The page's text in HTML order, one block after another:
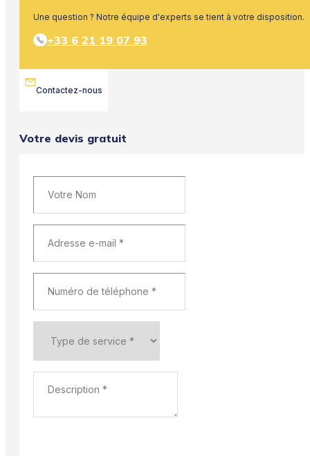
Une question ? Notre équipe d'experts se tient à votre disposition.
+33 6 21 19 07 93
Contactez-nous
Votre devis gratuit